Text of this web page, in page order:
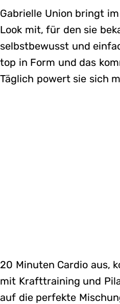
Gabrielle Union bringt
Look mit, für den sie
selbstbewusst und
top in Form und das
Täglich powert sie sich
20 Minuten Cardio aus,
mit Krafttraining und
auf die perfekte